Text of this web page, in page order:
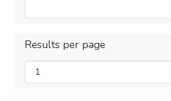
Results per page